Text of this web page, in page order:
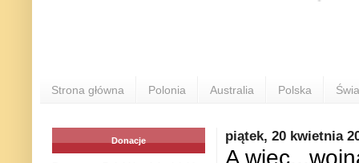
Strona główna Polonia Australia Polska
piątek, 20 kwietnia
A
Donacje